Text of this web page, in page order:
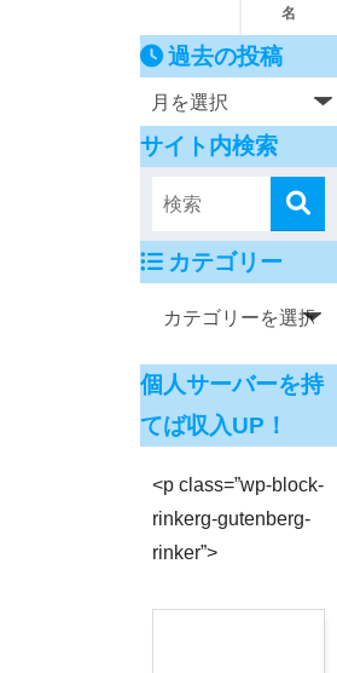
名
過去の投稿
サイト内検索
カテゴリー
個人サーバーを持
てば収入UP！
<p class=”wp-block-
rinkerg-gutenberg-
rinker”>